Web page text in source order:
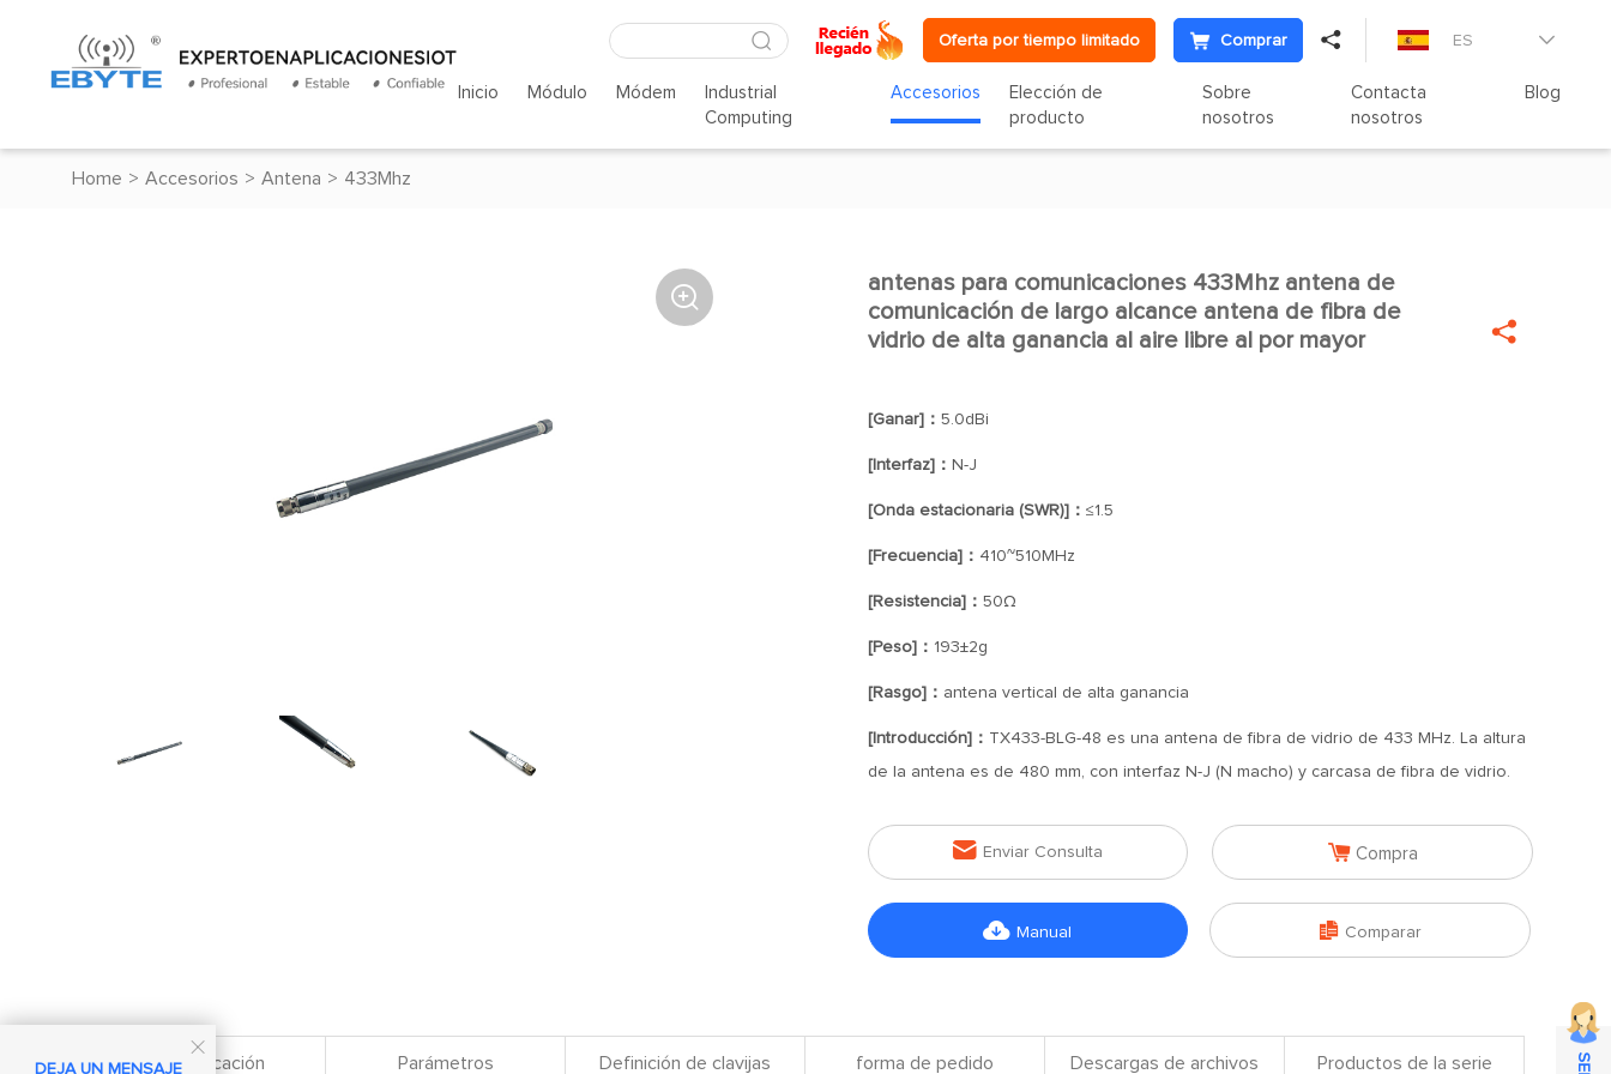
Oferta por tiempo limitado Comprar  ES 
Inicio Módulo Módem
Industrial
Computing
Accesorios
Elección de
producto
Sobre
nosotros
Contacta
nosotros
Blog
Home > Accesorios > Antena > 433Mhz
 
antenas para comunicaciones 433Mhz antena de
comunicación de largo alcance antena de fibra de
vidrio de alta ganancia al aire libre al por mayor

[Ganar]： 5.0dBi
[Interfaz]： N-J
[Onda estacionaria (SWR)]： ≤1.5
[Frecuencia]： 410~510MHz
[Resistencia]： 50Ω
[Peso]： 193±2g
[Rasgo]： antena vertical de alta ganancia
[Introducción]： TX433-BLG-48 es una antena de fibra de vidrio de 433 MHz. La altura
de la antena es de 480 mm, con interfaz N-J (N macho) y carcasa de fibra de vidrio.
 Enviar Consulta  Compra
 Manual  Comparar
Especificación Parámetros Definición de clavijas forma de pedido Descargas de archivos Productos de la serie

DEJA UN MENSAJE